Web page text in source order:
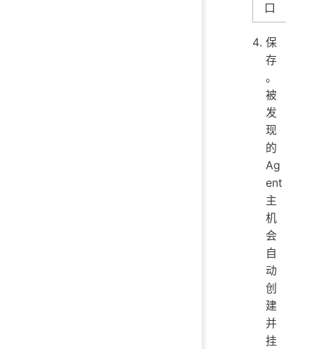
口
保
存
。
被
发
现
的
Ag
ent
主
机
会
自
动
创
建
并
挂